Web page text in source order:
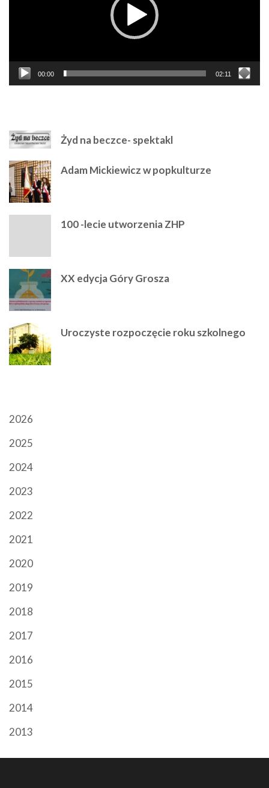
00:00 02:11
Żyd na beczce- spektakl
Adam Mickiewicz w popkulturze
100 -lecie utworzenia ZHP
XX edycja Góry Grosza
Uroczyste rozpoczęcie roku szkolnego
2026
2025
2024
2023
2022
2021
2020
2019
2018
2017
2016
2015
2014
2013